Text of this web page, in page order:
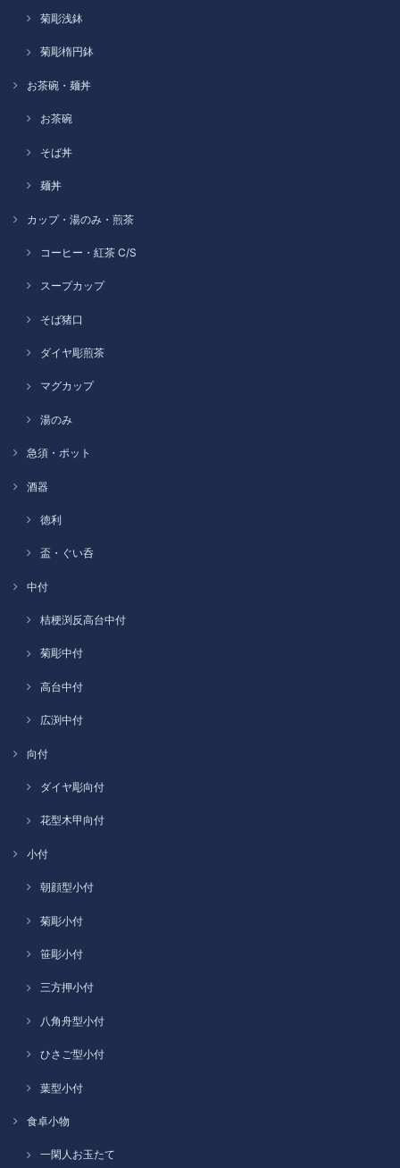
菊彫浅鉢
菊彫楕円鉢
お茶碗・麺丼
お茶碗
そば丼
麺丼
カップ・湯のみ・煎茶
コーヒー・紅茶 C/S
スープカップ
そば猪口
ダイヤ彫煎茶
マグカップ
湯のみ
急須・ポット
酒器
徳利
盃・ぐい呑
中付
桔梗渕反高台中付
菊彫中付
高台中付
広渕中付
向付
ダイヤ彫向付
花型木甲向付
小付
朝顔型小付
菊彫小付
笹彫小付
三方押小付
八角舟型小付
ひさご型小付
葉型小付
食卓小物
一閑人お玉たて